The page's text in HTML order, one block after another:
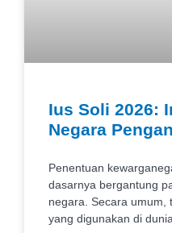
Ius Soli 2026:
Negara
Penentuan
dasarnya bergantung
negara. Secara umum,
yang digunakan di dunia.